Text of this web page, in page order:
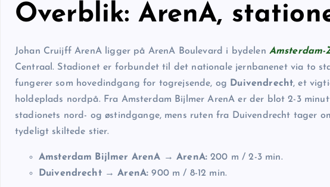
Overblik: ArenA,
Johan Cruijff ArenA ligger på ArenA Boulevard i bydelen Amsterdam-
Centraal. Stadionet er forbundet til det nationale jernbanenet via to
fungerer som hovedindgang for togrejsende, og
Duivendrecht, et
holdeplads nordpå. Fra Amsterdam Bijlmer ArenA er der blot 2-3
stadionets nord- og østindgange, mens ruten fra Duivendrecht tager
tydeligt skiltede stier.
Amsterdam Bijlmer ArenA → ArenA: 200 m / 2-3 min.
Duivendrecht → ArenA: 900 m / 8-12 min.